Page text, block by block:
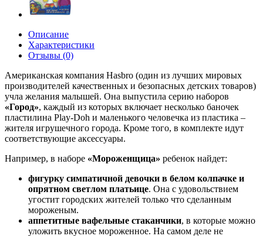
Описание
Характеристики
Отзывы (0)
Американская компания Hasbro (один из лучших мировых
производителей качественных и безопасных детских товаров)
учла желания малышей. Она выпустила серию наборов
«Город», каждый из которых включает несколько баночек
пластилина Play-Doh и маленького человечка из пластика –
жителя игрушечного города. Кроме того, в комплекте идут
соответствующие аксессуары.
Например, в наборе «Мороженщица» ребенок найдет:
фигурку симпатичной девочки в белом колпачке и
опрятном светлом платьице. Она с удовольствием
угостит городских жителей только что сделанным
мороженым.
аппетитные вафельные стаканчики, в которые можно
уложить вкусное мороженное. На самом деле не